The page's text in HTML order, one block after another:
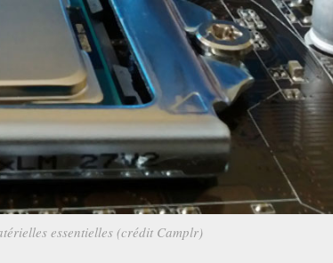
essentielles (crédit Camplr)